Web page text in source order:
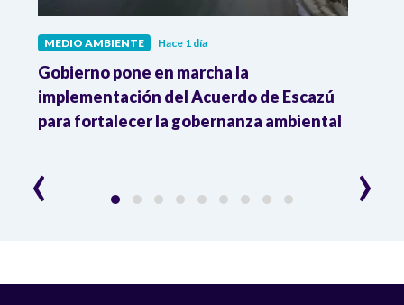
MEDIO AMBIENTE Hace 1 día
Gobierno pone en marcha la
implementación del Acuerdo de Escazú
para fortalecer la gobernanza ambiental
‹ ›